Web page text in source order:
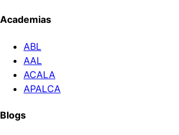
Academias
ABL
AAL
ACALA
APALCA
Blogs